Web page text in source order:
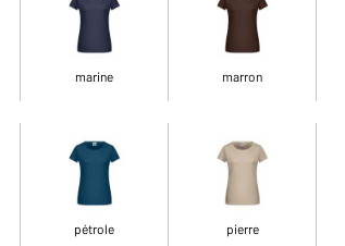
marine marron
pétrole pierre